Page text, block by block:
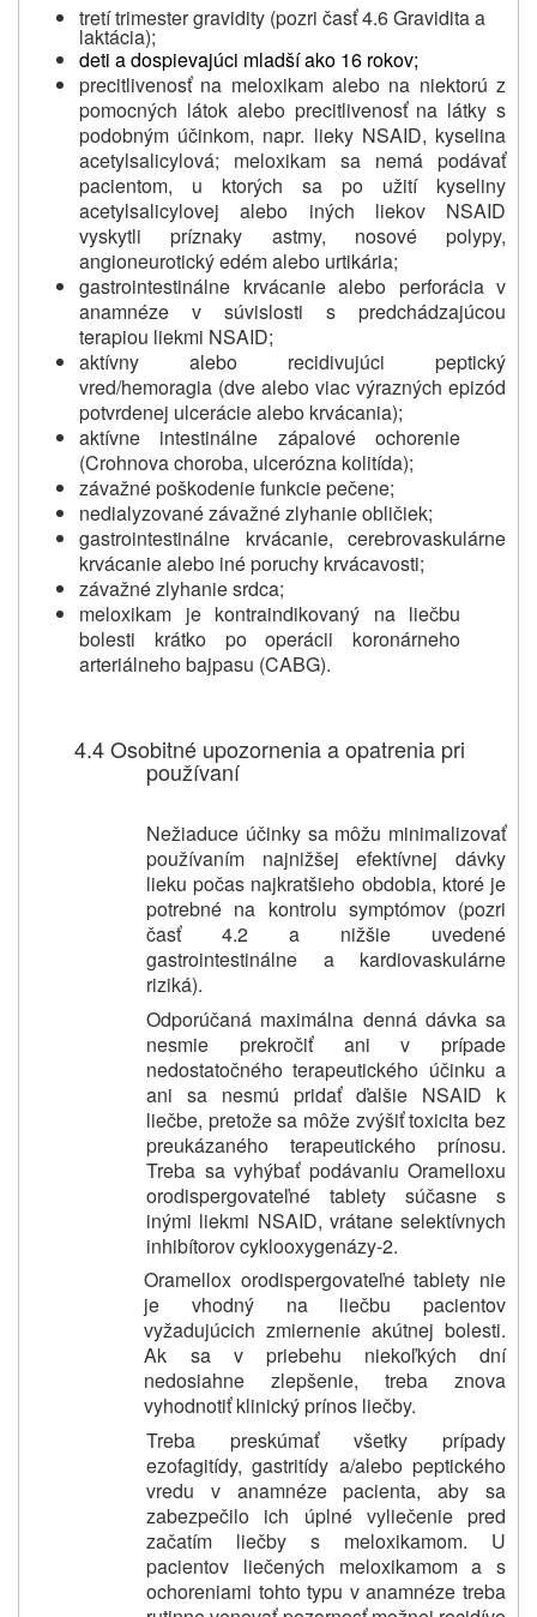
tretí trimester gravidity (pozri časť 4.6 Gravidita a
laktácia);
deti a dospievajúci mladší ako 16 rokov;
precitlivenosť na meloxikam alebo na niektorú z
pomocných látok alebo precitlivenosť na látky s
podobným účinkom, napr. lieky NSAID, kyselina
acetylsalicylová; meloxikam sa nemá podávať
pacientom, u ktorých sa po užití kyseliny
acetylsalicylovej alebo iných liekov NSAID
vyskytli príznaky astmy, nosové polypy,
angioneurotický edém alebo urtikária;
gastrointestinálne krvácanie alebo perforácia v
anamnéze v súvislosti s predchádzajúcou
terapiou liekmi NSAID;
aktívny alebo recidivujúci peptický
vred/hemoragia (dve alebo viac výrazných epizód
potvrdenej ulcerácie alebo krvácania);
aktívne intestinálne zápalové ochorenie
(Crohnova choroba, ulcerózna kolitída);
závažné poškodenie funkcie pečene;
nedialyzované závažné zlyhanie obličiek;
gastrointestinálne krvácanie, cerebrovaskulárne
krvácanie alebo iné poruchy krvácavosti;
závažné zlyhanie srdca;
meloxikam je kontraindikovaný na liečbu
bolesti krátko po operácii koronárneho
arteriálneho bajpasu (CABG).
4.4 Osobitné upozornenia a opatrenia pri
používaní
Nežiaduce účinky sa môžu minimalizovať
používaním najnižšej efektívnej dávky
lieku počas najkratšieho obdobia, ktoré je
potrebné na kontrolu symptómov (pozri
časť 4.2 a nižšie uvedené
gastrointestinálne a kardiovaskulárne
riziká).
Odporúčaná maximálna denná dávka sa
nesmie prekročiť ani v prípade
nedostatočného terapeutického účinku a
ani sa nesmú pridať ďalšie NSAID k
liečbe, pretože sa môže zvýšiť toxicita bez
preukázaného terapeutického prínosu.
Treba sa vyhýbať podávaniu Oramelloxu
orodispergovateľné tablety súčasne s
inými liekmi NSAID, vrátane selektívnych
inhibítorov cyklooxygenázy-2.
Oramellox orodispergovateľné tablety nie
je vhodný na liečbu pacientov
vyžadujúcich zmiernenie akútnej bolesti.
Ak sa v priebehu niekoľkých dní
nedosiahne zlepšenie, treba znova
vyhodnotiť klinický prínos liečby.
Treba preskúmať všetky prípady
ezofagitídy, gastritídy a/alebo peptického
vredu v anamnéze pacienta, aby sa
zabezpečilo ich úplné vyliečenie pred
začatím liečby s meloxikamom. U
pacientov liečených meloxikamom a s
ochoreniami tohto typu v anamnéze treba